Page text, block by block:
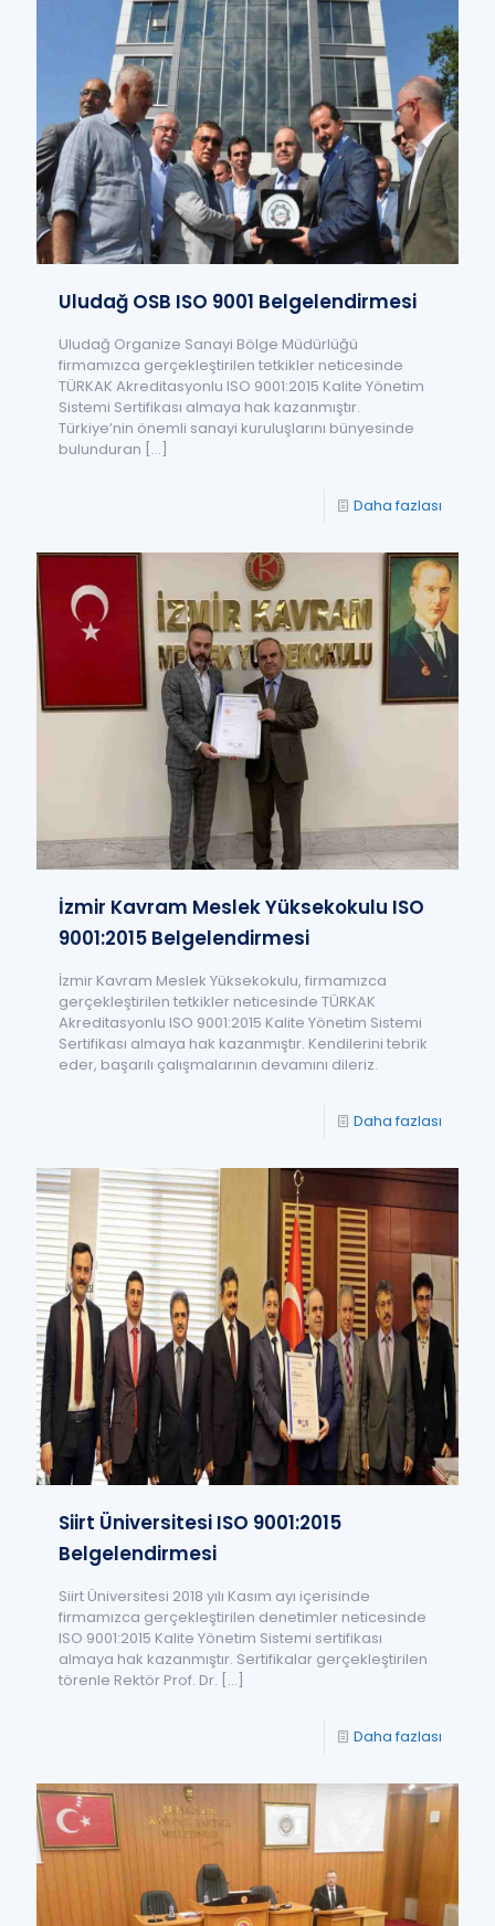
Uludağ OSB ISO 9001 Belgelendirmesi
Uludağ Organize Sanayi Bölge Müdürlüğü
firmamızca gerçekleştirilen tetkikler neticesinde
TÜRKAK Akreditasyonlu ISO 9001:2015 Kalite Yönetim
Sistemi Sertifikası almaya hak kazanmıştır.
Türkiye’nin önemli sanayi kuruluşlarını bünyesinde
bulunduran […]
Daha fazlası
İzmir Kavram Meslek Yüksekokulu ISO
9001:2015 Belgelendirmesi
İzmir Kavram Meslek Yüksekokulu, firmamızca
gerçekleştirilen tetkikler neticesinde TÜRKAK
Akreditasyonlu ISO 9001:2015 Kalite Yönetim Sistemi
Sertifikası almaya hak kazanmıştır. Kendilerini tebrik
eder, başarılı çalışmalarının devamını dileriz.
Daha fazlası
Siirt Üniversitesi ISO 9001:2015
Belgelendirmesi
Siirt Üniversitesi 2018 yılı Kasım ayı içerisinde
firmamızca gerçekleştirilen denetimler neticesinde
ISO 9001:2015 Kalite Yönetim Sistemi sertifikası
almaya hak kazanmıştır. Sertifikalar gerçekleştirilen
törenle Rektör Prof. Dr. […]
Daha fazlası